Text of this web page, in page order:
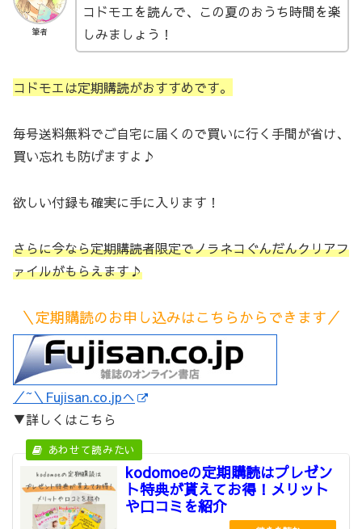
筆者
コドモエを読んで、この夏のおうち時間を楽
しみましょう！
コドモエは定期購読がおすすめです。
毎号送料無料でご自宅に届くので買いに行く手間が省け、
買い忘れも防げますよ♪
欲しい付録も確実に手に入ります！
さらに今なら定期購読者限定でノラネコぐんだんクリアフ
ァイルがもらえます♪
＼定期購読のお申し込みはこちらからできます／
／~＼Fujisan.co.jpへ
▼詳しくはこちら
kodomoeの定期購読はプレゼン
ト特典が貰えてお得！メリット
や口コミを紹介